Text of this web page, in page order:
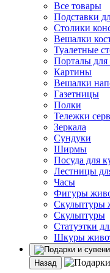
Все товары
Подставки
Столики
Вешалки
Туалетные
Порталы для
Картины
Вешалки
Газетницы
Полки
Тележки
Зеркала
Сундуки
Ширмы
Посуда для
Лестницы
Часы
Фигуры
Скульптуры
Скульптуры
Статуэтки
Шкуры
Назад